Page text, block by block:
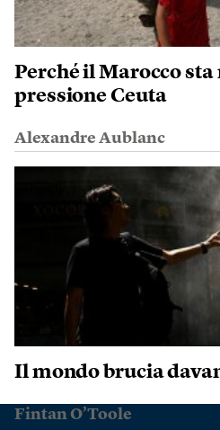
Perché il Marocco
pressione Ceuta
Alexandre Aublanc
Il mondo brucia
Fintan O’Toole